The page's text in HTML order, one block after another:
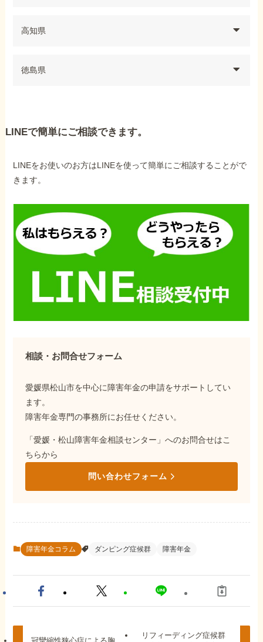
高知県
徳島県
LINEで簡単にご相談できます。
LINEをお使いのお方はLINEを使って簡単にご相談することがで
きます。
相談・お問合せフォーム
愛媛県松山市を中心に障害年金の申請をサポートしてい
ます。
障害年金専門の事務所にお任せください。
「愛媛・松山障害年金相談センター」へのお問合せはこ
ちらから
問い合わせフォーム
障害年金コラム ダンピング症候群 障害年金
リフィーディング症候群